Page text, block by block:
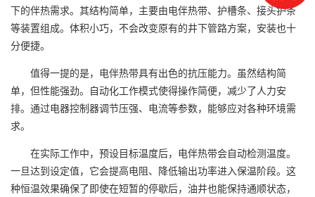
下的伴热需求。其结构简单，主要由电伴热带、护槽条、接头护条
等装置组成。体积小巧，不会改变原有的井下管路方案，安装也十
分便捷。
值得一提的是，电伴热带具有出色的抗压能力。虽然结构简
单，但性能强劲。自动化工作模式使得操作简便，减少了人力安
排。通过电器控制器调节压强、电流等参数，能够应对各种环境需
求。
在实际工作中，预设目标温度后，电伴热带会自动检测温度。
一旦达到设定值，它会提高电阻、降低输出功率进入保温阶段。这
种恒温效果确保了即使在短暂的停歇后，油井也能保持通顺状态，